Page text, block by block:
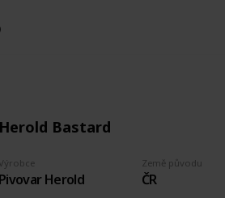
Herold Bastard
Výrobce
Pivovar Herold
Země původu
ČR